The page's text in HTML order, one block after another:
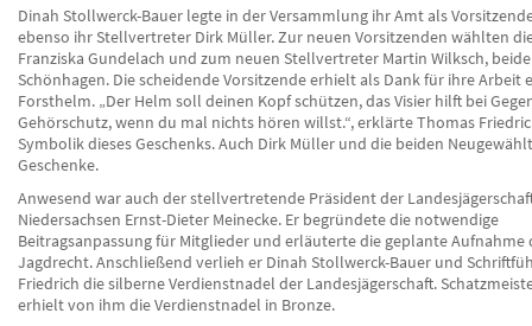
Dinah Stollwerck-Bauer legte in der Versammlung ihr Amt als
ebenso ihr Stellvertreter Dirk Müller. Zur neuen Vorsitzenden wählten
Franziska Gundelach und zum neuen Stellvertreter Martin Wilksch,
Schönhagen. Die scheidende Vorsitzende erhielt als Dank für ihre Arbeit
Forsthelm. „Der Helm soll deinen Kopf schützen, das Visier hilft bei
Gehörschutz, wenn du mal nichts hören willst.“, erklärte Thomas
Symbolik dieses Geschenks. Auch Dirk Müller und die beiden
Geschenke.
Anwesend war auch der stellvertretende Präsident der
Niedersachsen Ernst-Dieter Meinecke. Er begründete die notwendige
Beitragsanpassung für Mitglieder und erläuterte die geplante Aufnahme
Jagdrecht. Anschließend verlieh er Dinah Stollwerck-Bauer und
Friedrich die silberne Verdienstnadel der Landesjägerschaft.
erhielt von ihm die Verdienstnadel in Bronze.